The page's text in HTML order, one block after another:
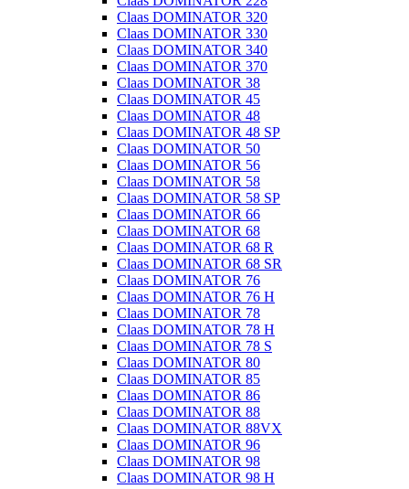
Claas DOMINATOR 320
Claas DOMINATOR 330
Claas DOMINATOR 340
Claas DOMINATOR 370
Claas DOMINATOR 38
Claas DOMINATOR 45
Claas DOMINATOR 48
Claas DOMINATOR 48 SP
Claas DOMINATOR 50
Claas DOMINATOR 56
Claas DOMINATOR 58
Claas DOMINATOR 58 SP
Claas DOMINATOR 66
Claas DOMINATOR 68
Claas DOMINATOR 68 R
Claas DOMINATOR 68 SR
Claas DOMINATOR 76
Claas DOMINATOR 76 H
Claas DOMINATOR 78
Claas DOMINATOR 78 H
Claas DOMINATOR 78 S
Claas DOMINATOR 80
Claas DOMINATOR 85
Claas DOMINATOR 86
Claas DOMINATOR 88
Claas DOMINATOR 88VX
Claas DOMINATOR 96
Claas DOMINATOR 98
Claas DOMINATOR 98 H